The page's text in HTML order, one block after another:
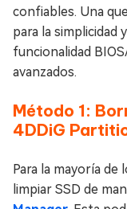
confiables. Una
para la simplicidad
funcionalidad
avanzados.
Método 1:
4DDiG
Para la mayoría de
limpiar SSD de